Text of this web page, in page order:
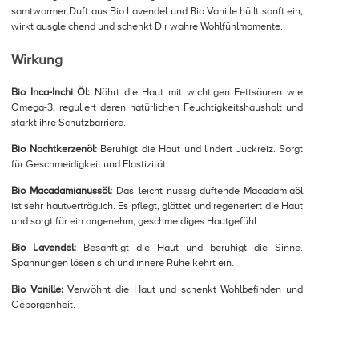
samtwarmer Duft aus Bio Lavendel und Bio Vanille hüllt sanft ein,
wirkt ausgleichend und schenkt Dir wahre Wohlfühlmomente.
Wirkung
Bio Inca-Inchi Öl: Nährt die Haut mit wichtigen Fettsäuren wie
Omega-3, reguliert deren natürlichen Feuchtigkeitshaushalt und
stärkt ihre Schutzbarriere.
Bio Nachtkerzenöl:Beruhigt die Haut und lindert Juckreiz. Sorgt
für Geschmeidigkeit und Elastizität.
Bio Macadamianussöl: Das leicht nussig duftende Macadamiaöl
ist sehr hautverträglich. Es pflegt, glättet und regeneriert die Haut
und sorgt für ein angenehm, geschmeidiges Hautgefühl.
Bio Lavendel: Besänftigt die Haut und beruhigt die Sinne.
Spannungen lösen sich und innere Ruhe kehrt ein.
Bio Vanille:Verwöhnt die Haut und schenkt Wohlbefinden und
Geborgenheit.